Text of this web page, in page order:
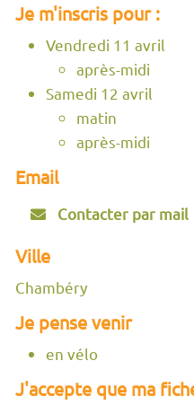
Je m'inscris pour :
Vendredi 11 avril
après-midi
Samedi 12 avril
matin
après-midi
Email
Contacter par mail
Ville
Chambéry
Je pense venir
en vélo
J'accepte que ma